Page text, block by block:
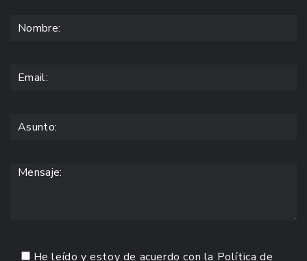
He leído y estoy de acuerdo con la Política de